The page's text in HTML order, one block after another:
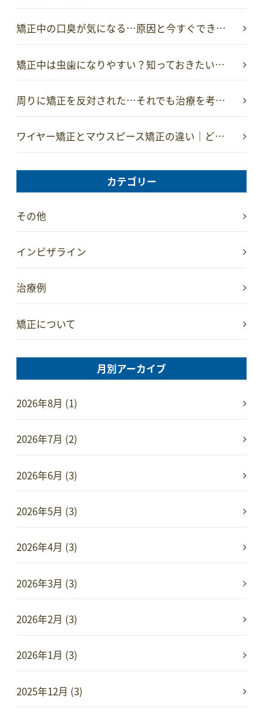
矯正中の口臭が気になる…原因と今すぐでき…
矯正中は虫歯になりやすい？知っておきたい…
周りに矯正を反対された…それでも治療を考…
ワイヤー矯正とマウスピース矯正の違い｜ど…
カテゴリー
その他
インビザライン
治療例
矯正について
月別アーカイブ
2026年8月 (1)
2026年7月 (2)
2026年6月 (3)
2026年5月 (3)
2026年4月 (3)
2026年3月 (3)
2026年2月 (3)
2026年1月 (3)
2025年12月 (3)